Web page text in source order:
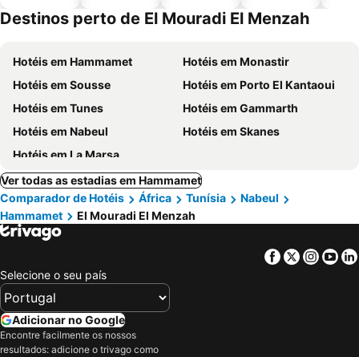
Destinos perto de El Mouradi El Menzah
Hotéis em Hammamet
Hotéis em Monastir
Hotéis em Sousse
Hotéis em Porto El Kantaoui
Hotéis em Tunes
Hotéis em Gammarth
Hotéis em Nabeul
Hotéis em Skanes
Hotéis em La Marsa
Ver todas as estadias em Hammamet
Comparador de Hotéis
África Tunísia
Nabeul
Hammamet
El Mouradi El Menzah
Facebook
Twitter
Selecione o seu país
Adicionar no Google
Encontre facilmente os nossos
resultados: adicione o trivago como